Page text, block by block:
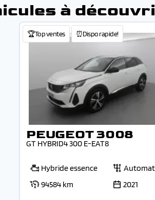
à
🏆Top ventes ⏰Dispo rapide!
PEUGEOT 3008
GT HYBRID4 300 E-EAT8
Hybride essence
94584 km
2021